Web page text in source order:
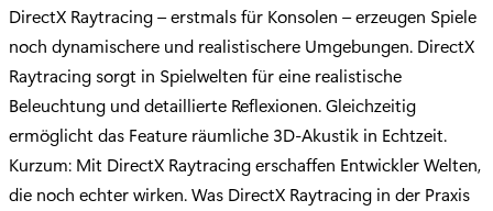
DirectX Raytracing – erstmals für Konsolen – erzeugen Spiele
noch dynamischere und realistischere Umgebungen. DirectX
Raytracing sorgt in Spielwelten für eine realistische
Beleuchtung und detaillierte Reflexionen. Gleichzeitig
ermöglicht das Feature räumliche 3D-Akustik in Echtzeit.
Kurzum: Mit DirectX Raytracing erschaffen Entwickler Welten,
die noch echter wirken. Was DirectX Raytracing in der Praxis